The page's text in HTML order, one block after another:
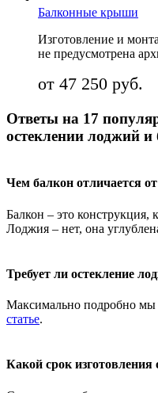
Балконные крыши
Изготовление и
не предусмотрена
от 47 250 руб.
Ответы на 17
остеклении лоджий и
Чем балкон отличается
Балкон – это конструкция,
Лоджия – нет, она
Требует ли остекление
Максимально подробно мы
статье.
Какой срок изготовления